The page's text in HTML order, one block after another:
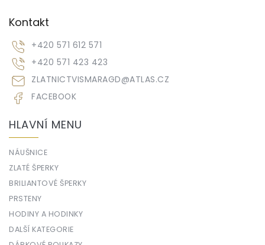
Kontakt
ZLATNICTVISMARAGD@ATLAS.CZ
+420 571 612 571
+420 571 423 423
FACEBOOK
HLAVNÍ MENU
NÁUŠNICE
ZLATÉ ŠPERKY
BRILIANTOVÉ ŠPERKY
PRSTENY
HODINY A HODINKY
DALŠÍ KATEGORIE